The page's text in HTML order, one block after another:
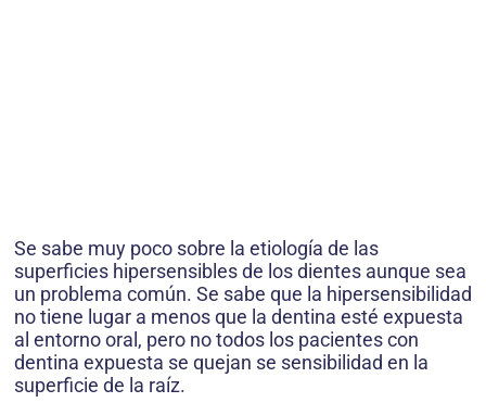
Se sabe muy poco sobre la etiología de las
superficies hipersensibles de los dientes aunque sea
un problema común. Se sabe que la hipersensibilidad
no tiene lugar a menos que la dentina esté expuesta
al entorno oral, pero no todos los pacientes con
dentina expuesta se quejan se sensibilidad en la
superficie de la raíz.